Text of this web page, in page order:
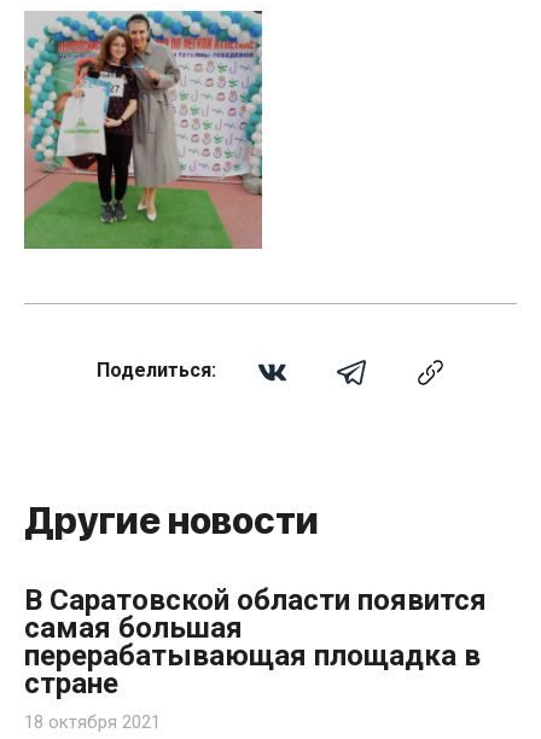
Поделиться:
Другие новости
В Саратовской области появится
самая большая
перерабатывающая площадка в
стране
18 октября 2021